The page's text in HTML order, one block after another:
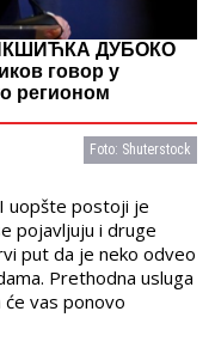
ДУБОКО
говор у
регионом
Foto: Shuterstock
uopšte postoji je
pojavljuju i druge
put da je neko odveo
Prethodna usluga
će vas ponovo